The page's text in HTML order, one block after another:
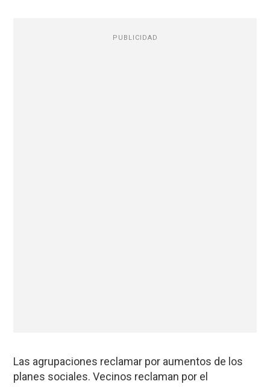
PUBLICIDAD
Las agrupaciones reclamar por aumentos de los
planes sociales. Vecinos reclaman por el